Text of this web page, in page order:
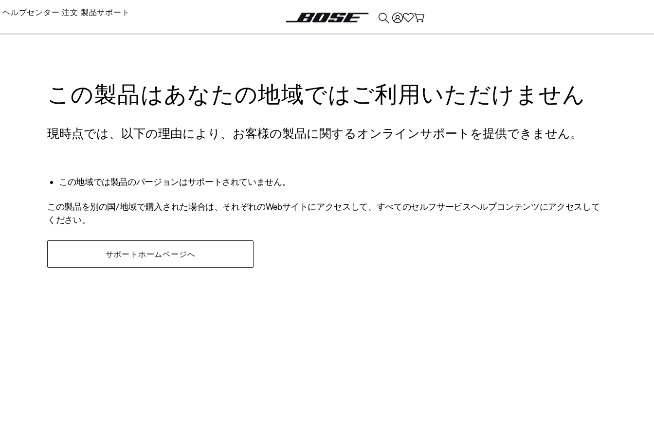
Skip
Main
ヘルプセンター 注文 製品サポート
この製品はあなたの地域ではご利用いただけません
現時点では、以下の理由により、お客様の製品に関するオンラインサポートを提供できません。
この地域では製品のバージョンはサポートされていません。
この製品を別の国/地域で購入された場合は、それぞれのWebサイトにアクセスして、すべてのセルフサービスヘルプコンテンツにアクセスして
ください。
サポートホームページへ